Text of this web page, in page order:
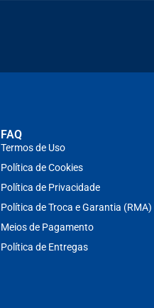
FAQ
Termos de Uso
Política de Cookies
Política de Privacidade
Política de Troca e Garantia (RMA)
Meios de Pagamento
Política de Entregas